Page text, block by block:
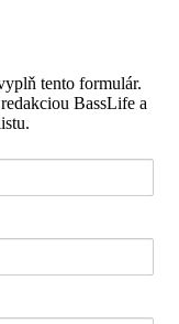
tento formulár.
BassLife a